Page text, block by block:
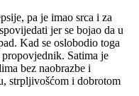
pa je imao srca i za
jer se bojao da u
Kad se oslobodio toga
Satima je
bez naobrazbe i
strpljivošćom i dobrotom